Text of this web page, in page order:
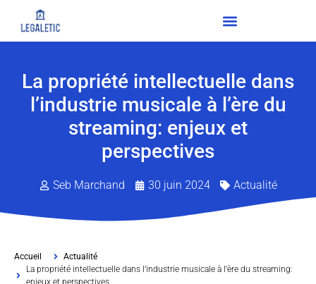
La propriété intellectuelle dans
l’industrie musicale à l’ère du
streaming: enjeux et
perspectives
Seb Marchand 30 juin 2024 Actualité
Accueil
Actualité
La propriété intellectuelle dans l’industrie musicale à l’ère du streaming: